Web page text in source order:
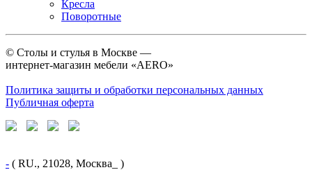
Кресла
Поворотные
© Столы и стулья в Москве —
интернет-магазин мебели «AERO»
Политика защиты и обработки персональных данных
Публичная оферта
- ( RU., 21028, Москва_ )